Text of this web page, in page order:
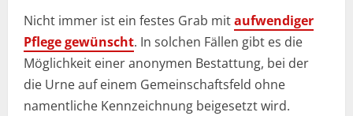
Nicht immer ist ein festes Grab mitaufwendiger
Pflege gewünscht. In solchen Fällen gibt es die
Möglichkeit einer anonymen Bestattung, bei der
die Urne auf einem Gemeinschaftsfeld ohne
namentliche Kennzeichnung beigesetzt wird.